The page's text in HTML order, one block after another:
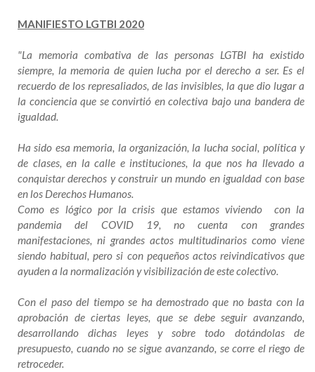
MANIFIESTO LGTBI 2020
"La memoria combativa de las personas LGTBI ha existido
siempre, la memoria de quien lucha por el derecho a ser. Es el
recuerdo de los represaliados, de las invisibles, la que dio lugar a
la conciencia que se convirtió en colectiva bajo una bandera de
igualdad.
Ha sido esa memoria, la organización, la lucha social, política y
de clases, en la calle e instituciones, la que nos ha llevado a
conquistar derechos y construir un mundo en igualdad con base
en los Derechos Humanos.
Como es lógico por la crisis que estamos viviendo con la
pandemia del COVID 19, no cuenta con grandes
manifestaciones, ni grandes actos multitudinarios como viene
siendo habitual, pero si con pequeños actos reivindicativos que
ayuden a la normalización y visibilización de este colectivo.
Con el paso del tiempo se ha demostrado que no basta con la
aprobación de ciertas leyes, que se debe seguir avanzando,
desarrollando dichas leyes y sobre todo dotándolas de
presupuesto, cuando no se sigue avanzando, se corre el riego de
retroceder.